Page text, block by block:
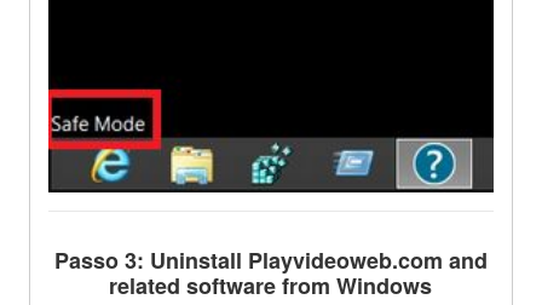
Passo 3: Uninstall Playvideoweb.com and
related software from Windows